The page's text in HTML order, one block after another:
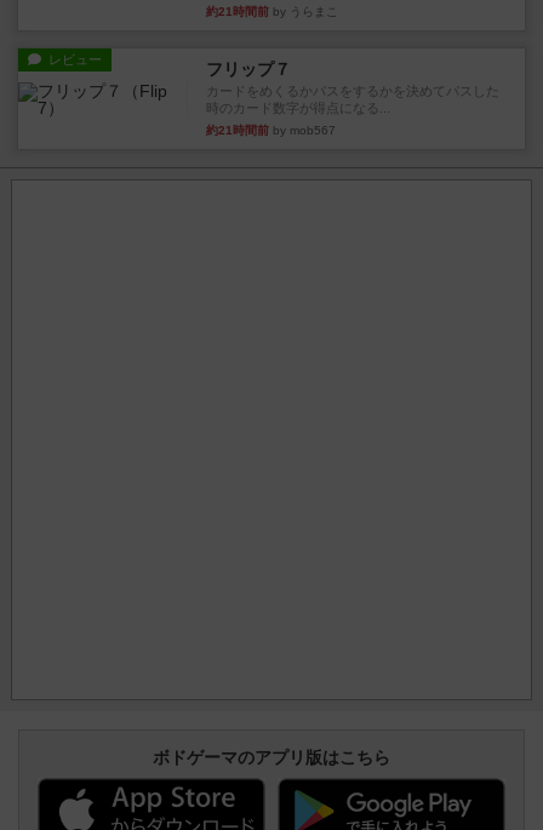
約21時間前 by うらまこ
レビュー フリップ７
カードをめくるかパスをするかを決めてパスした
時のカード数字が得点になる...
約21時間前 by mob567
ボドゲーマのアプリ版はこちら